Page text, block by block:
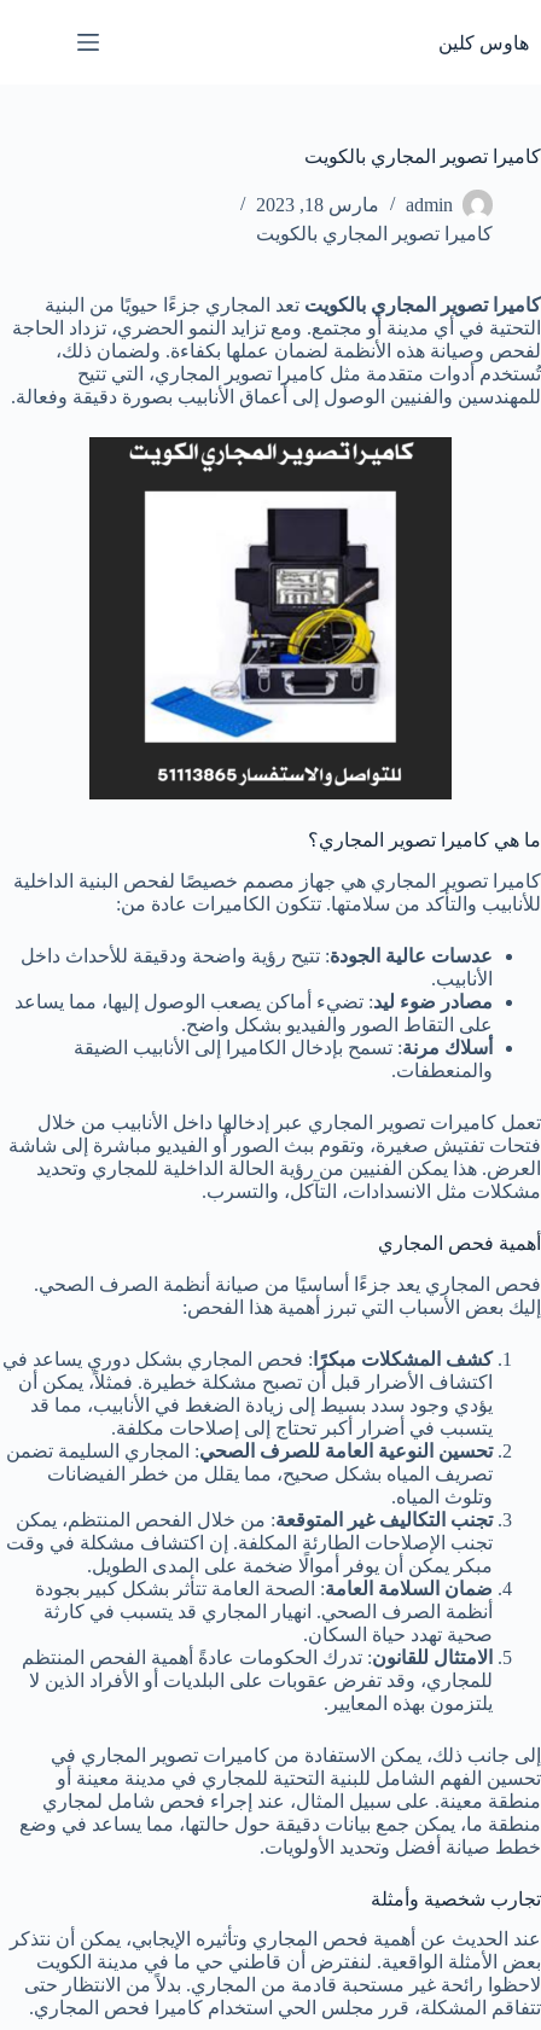
إلى
المحتوى
هاوس كلين
كاميرا تصوير المجاري بالكويت
admin
مارس 18, 2023
كاميرا تصوير المجاري بالكويت
كاميرا تصوير المجاري بالكويت تعد المجاري جزءًا حيويًا من البنية
التحتية في أي مدينة أو مجتمع. ومع تزايد النمو الحضري، تزداد الحاجة
لفحص وصيانة هذه الأنظمة لضمان عملها بكفاءة. ولضمان ذلك،
تُستخدم أدوات متقدمة مثل كاميرا تصوير المجاري، التي تتيح
للمهندسين والفنيين الوصول إلى أعماق الأنابيب بصورة دقيقة وفعالة.
ما هي كاميرا تصوير المجاري؟
كاميرا تصوير المجاري هي جهاز مصمم خصيصًا لفحص البنية الداخلية
للأنابيب والتأكد من سلامتها. تتكون الكاميرات عادة من:
عدسات عالية الجودة: تتيح رؤية واضحة ودقيقة للأحداث داخل
الأنابيب.
مصادر ضوء ليد: تضيء أماكن يصعب الوصول إليها، مما يساعد
على التقاط الصور والفيديو بشكل واضح.
أسلاك مرنة: تسمح بإدخال الكاميرا إلى الأنابيب الضيقة
والمنعطفات.
تعمل كاميرات تصوير المجاري عبر إدخالها داخل الأنابيب من خلال
فتحات تفتيش صغيرة، وتقوم ببث الصور أو الفيديو مباشرة إلى شاشة
العرض. هذا يمكن الفنيين من رؤية الحالة الداخلية للمجاري وتحديد
مشكلات مثل الانسدادات، التآكل، والتسرب.
أهمية فحص المجاري
فحص المجاري يعد جزءًا أساسيًا من صيانة أنظمة الصرف الصحي.
إليك بعض الأسباب التي تبرز أهمية هذا الفحص:
كشف المشكلات مبكرًا : فحص المجاري بشكل دوري يساعد في
اكتشاف الأضرار قبل أن تصبح مشكلة خطيرة. فمثلاً، يمكن أن
يؤدي وجود سدد بسيط إلى زيادة الضغط في الأنابيب، مما قد
يتسبب في أضرار أكبر تحتاج إلى إصلاحات مكلفة.
تحسين النوعية العامة للصرف الصحي: المجاري السليمة تضمن
تصريف المياه بشكل صحيح، مما يقلل من خطر الفيضانات
وتلوث المياه.
تجنب التكاليف غير المتوقعة: من خلال الفحص المنتظم، يمكن
تجنب الإصلاحات الطارئة المكلفة. إن اكتشاف مشكلة في وقت
مبكر يمكن أن يوفر أموالًا ضخمة على المدى الطويل.
ضمان السلامة العامة: الصحة العامة تتأثر بشكل كبير بجودة
أنظمة الصرف الصحي. انهيار المجاري قد يتسبب في كارثة
صحية تهدد حياة السكان.
الامتثال للقانون: تدرك الحكومات عادةً أهمية الفحص المنتظم
للمجاري، وقد تفرض عقوبات على البلديات أو الأفراد الذين لا
يلتزمون بهذه المعايير.
إلى جانب ذلك، يمكن الاستفادة من كاميرات تصوير المجاري في
تحسين الفهم الشامل للبنية التحتية للمجاري في مدينة معينة أو
منطقة معينة. على سبيل المثال، عند إجراء فحص شامل لمجاري
منطقة ما، يمكن جمع بيانات دقيقة حول حالتها، مما يساعد في وضع
خطط صيانة أفضل وتحديد الأولويات.
تجارب شخصية وأمثلة
عند الحديث عن أهمية فحص المجاري وتأثيره الإيجابي، يمكن أن نتذكر
بعض الأمثلة الواقعية. لنفترض أن قاطني حي ما في مدينة الكويت
لاحظوا رائحة غير مستحبة قادمة من المجاري. بدلاً من الانتظار حتى
تتفاقم المشكلة، قرر مجلس الحي استخدام كاميرا فحص المجاري.